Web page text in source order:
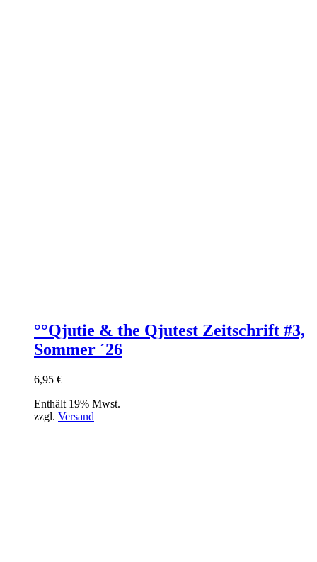
°°Qjutie & the Qjutest Zeitschrift #3,
Sommer ´26
6,95 €
Enthält 19% Mwst.
zzgl. Versand